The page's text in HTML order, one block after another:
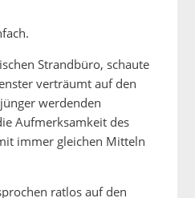
Strandbüro, schaute
verträumt auf den
werdenden
Aufmerksamkeit des
immer gleichen Mitteln
ratlos auf den